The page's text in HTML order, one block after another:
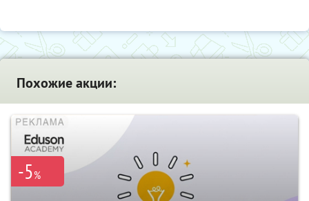
Похожие акции:
-5%